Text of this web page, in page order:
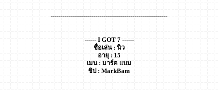
------------------------------------------------------------
------ I GOT 7 ------
ชื่อเล่น : นิว
อายุ : 15
เมน : มาร์ค แบม
ชิป : MarkBam